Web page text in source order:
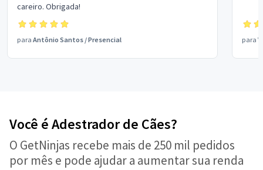
careiro. Obrigada!
para Antônio Santos /Presencial para
Você é Adestrador de Cães?
O GetNinjas recebe mais de 250 mil pedidos
por mês e pode ajudar a aumentar sua renda